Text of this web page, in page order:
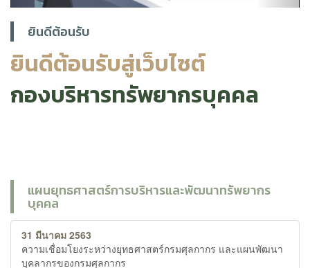
ยินดีต้อนรับ
ยินดีต้อนรับสู่เว็บไซต์
กองบริหารทรัพยากรบุคคล
แผนยุทธศาสตร์การบริหารและพัฒนาทรัพยากร
บุคคล
31 มีนาคม 2563
ความเชื่อมโยงระหว่างยุทธศาสตร์กรมศุลกากร และแผนพัฒนา
บุคลากรของกรมศุลกากร